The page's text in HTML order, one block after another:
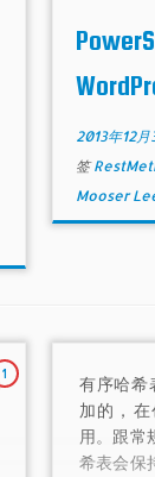
2013年12
签
Mooser
1
有序哈
加的，
用。跟常
希表会保